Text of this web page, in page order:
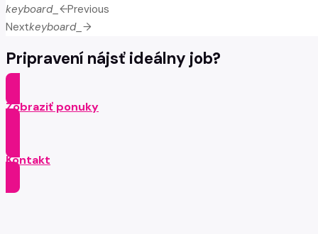
keyboard_arrow_leftPrevious
Nextkeyboard_arrow_right
Pripravení nájsť ideálny job?
Zobraziť ponuky
Kontakt